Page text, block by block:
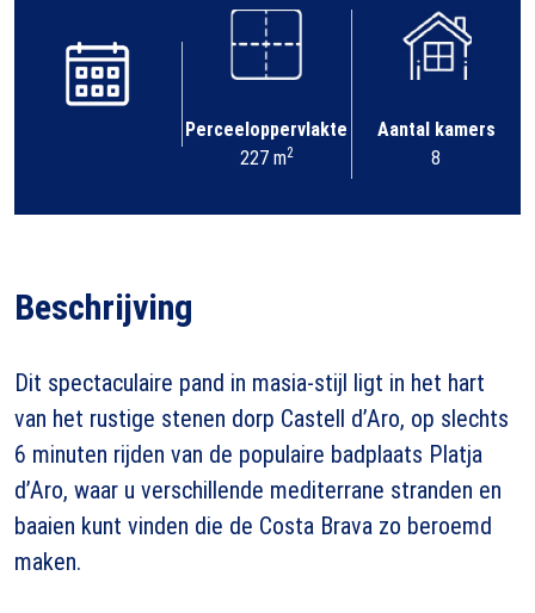
Perceeloppervlakte
227 m2
Aantal kamers
8
Beschrijving
Dit spectaculaire pand in masia-stijl ligt in het hart
van het rustige stenen dorp Castell d’Aro, op slechts
6 minuten rijden van de populaire badplaats Platja
d’Aro, waar u verschillende mediterrane stranden en
baaien kunt vinden die de Costa Brava zo beroemd
maken.